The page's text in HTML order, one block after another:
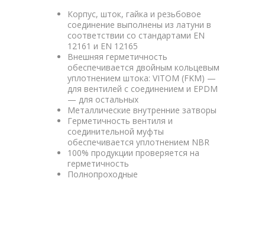
Корпус, шток, гайка и резьбовое
соединение выполнены из латуни в
соответствии со стандартами EN
12161 и EN 12165
Внешняя герметичность
обеспечивается двойным кольцевым
уплотнением штока: VITOM (FKM) —
для вентилей с соединением и EPDM
— для остальных
Металлические внутренние затворы
Герметичность вентиля и
соединительной муфты
обеспечивается уплотнением NBR
100% продукции проверяется на
герметичность
Полнопроходные